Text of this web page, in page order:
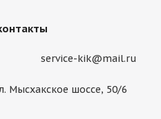
service-kik@mail.ru
Мысхакское шоссе, 50/6